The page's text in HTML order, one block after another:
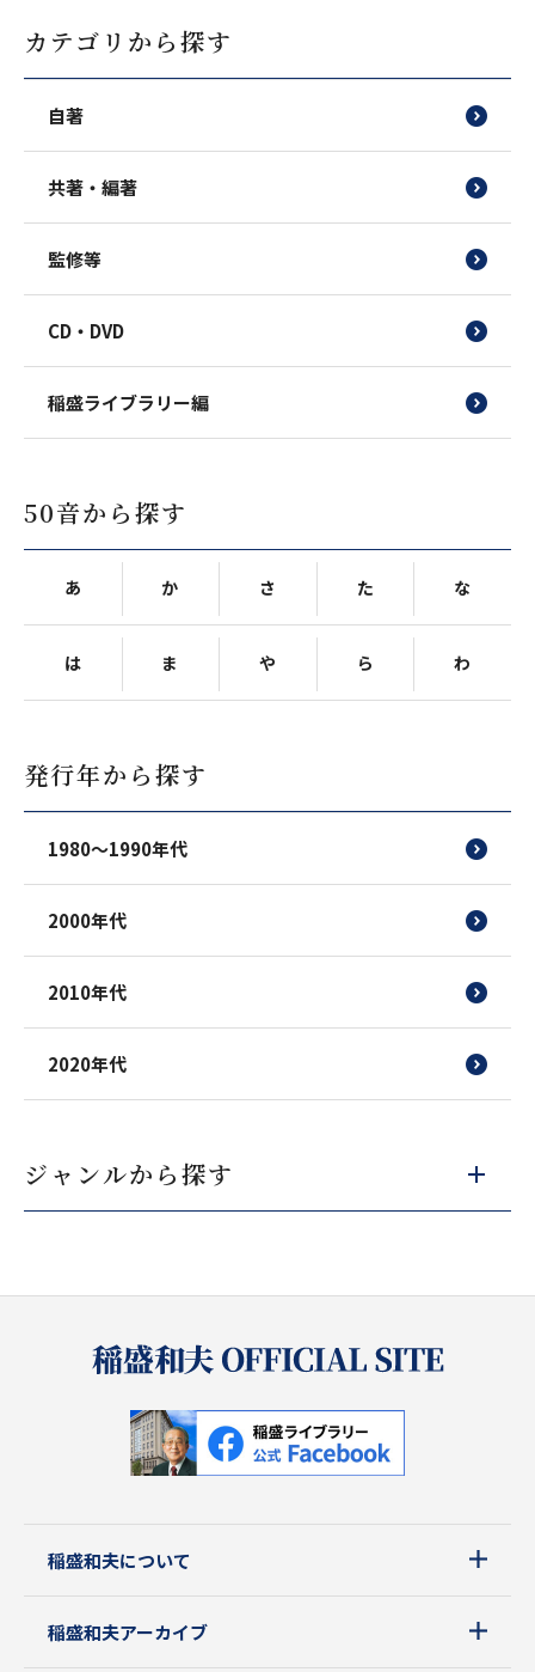
カテゴリから探す
自著
共著・編著
監修等
CD・DVD
稲盛ライブラリー編
50音から探す
あ か さ た な
は ま や ら わ
発行年から探す
1980〜1990年代
2000年代
2010年代
2020年代
ジャンルから探す
稲盛和夫について
稲盛和夫アーカイブ